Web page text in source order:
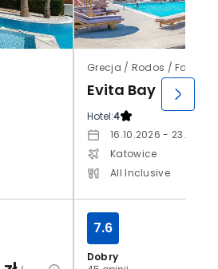
Grecja / Rodos / Faliraki
Evita Bay
Hotel:4
16.10.2026 - 23.10.2026
Katowice
All Inclusive
Dobry
7.6